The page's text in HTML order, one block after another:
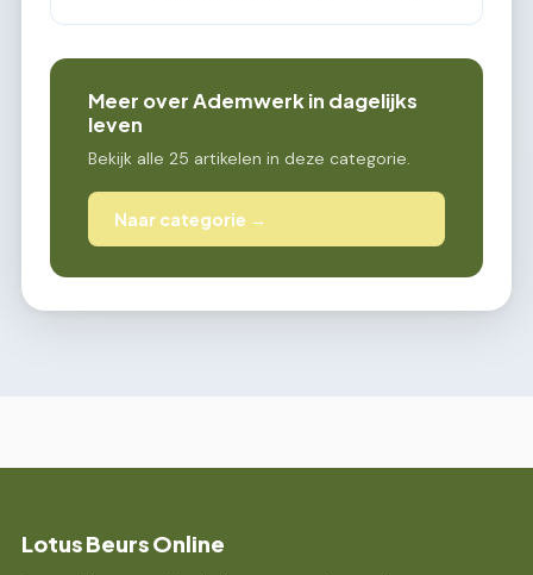
Meer over Ademwerk in dagelijks
leven
Bekijk alle 25 artikelen in deze categorie.
Naar categorie →
Lotus Beurs Online